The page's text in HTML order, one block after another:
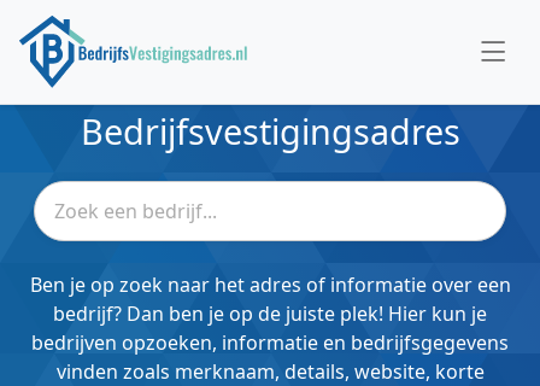
Bedrijfsvestigingsadres
Ben je op zoek naar het adres of informatie over een
bedrijf? Dan ben je op de juiste plek! Hier kun je
bedrijven opzoeken, informatie en bedrijfsgegevens
vinden zoals merknaam, details, website, korte